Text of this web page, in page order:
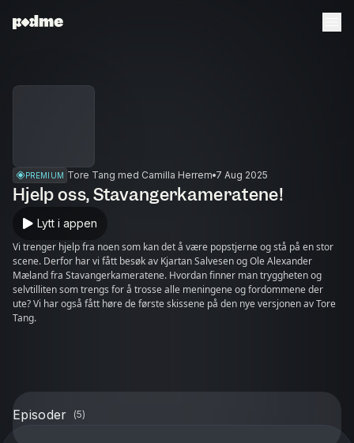
PREMIUM Tore Tang med Camilla Herrem 7 Aug 2025
Hjelp oss, Stavangerkameratene!
Lytt i appen
Vi trenger hjelp fra noen som kan det å være popstjerne og stå på en stor
scene. Derfor har vi fått besøk av Kjartan Salvesen og Ole Alexander
Mæland fra Stavangerkameratene. Hvordan finner man tryggheten og
selvtilliten som trengs for å trosse alle meningene og fordommene der
ute? Vi har også fått høre de første skissene på den nye versjonen av Tore
Tang.
Episoder (5)